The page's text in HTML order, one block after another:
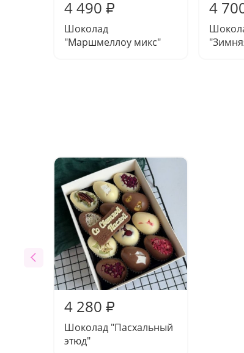
4 490 ₽
Шоколад
"Маршмеллоу микс"
4
4 280 ₽
Шоколад "Пасхальный
этюд"